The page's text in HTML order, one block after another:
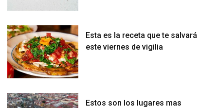
Esta es la receta que te salvará
este viernes de vigilia
Estos son los lugares mas